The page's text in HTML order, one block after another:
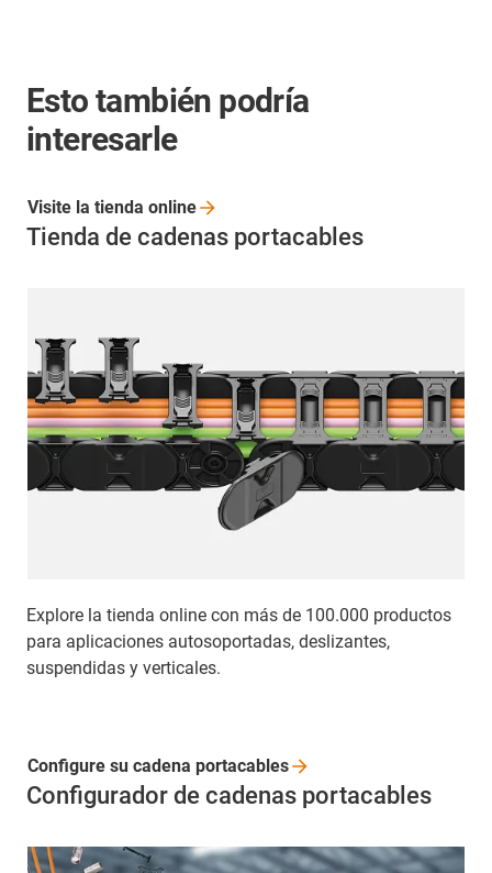
Esto también podría
interesarle
Tienda de cadenas portacables
Explore la tienda online con más de 100.000 productos
para aplicaciones autosoportadas, deslizantes,
suspendidas y verticales.
Visite la tienda online
Configurador de cadenas portacables
Configure su cadena portacables